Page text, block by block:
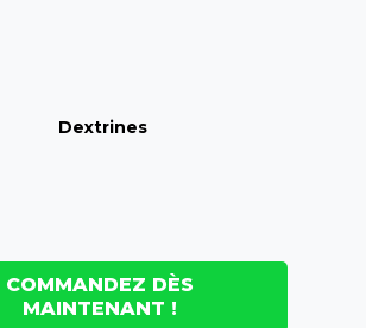
Dextrines
COMMANDEZ DÈS
MAINTENANT !